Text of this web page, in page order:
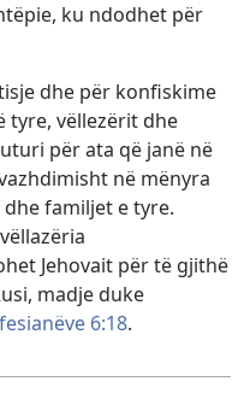
ku ndodhet për
dhe për konfiskime
tyre, vëllezërit dhe
për ata që janë në
në mënyra
familjet e tyre.
Jehovait për të gjithë
madje duke
6:18.